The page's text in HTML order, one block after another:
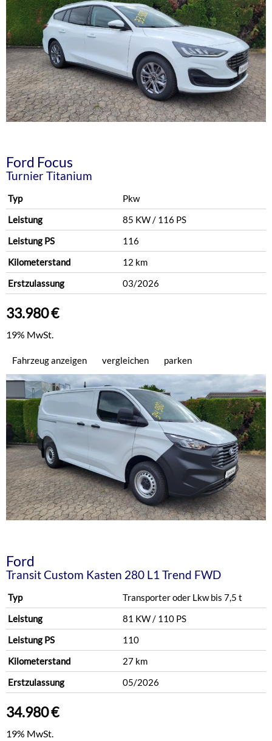
Ford Focus
Turnier Titanium
Typ
Pkw
Leistung
85 KW / 116 PS
Leistung PS
116
Kilometerstand
12 km
Erstzulassung
03/2026
33.980 €
19% MwSt.
Fahrzeug anzeigen vergleichen parken
Ford
Transit Custom Kasten 280 L1 Trend FWD
Typ
Transporter oder Lkw bis 7,5 t
Leistung
81 KW / 110 PS
Leistung PS
110
Kilometerstand
27 km
Erstzulassung
05/2026
34.980 €
19% MwSt.